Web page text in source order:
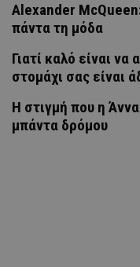
Alexander
πάντα τη μόδα
Γιατί καλό είναι
στομάχι σας είναι
H στιγμή που η
μπάντα δρόμου